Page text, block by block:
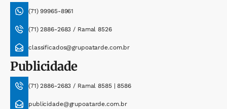
(71) 99965-8961
(71) 2886-2683 / Ramal 8526
classificados@grupoatarde.com.br
Publicidade
(71) 2886-2683 / Ramal 8585 | 8586
publicidade@grupoatarde.com.br